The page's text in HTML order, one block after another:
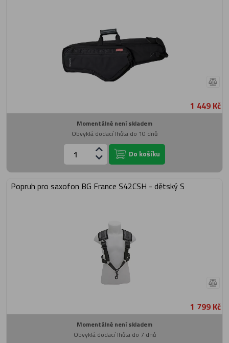
1 449 Kč
Momentálně není skladem
Obvyklá dodací lhůta do 10 dnů
Do košíku
Popruh pro saxofon BG France S42CSH - dětský S
1 799 Kč
Momentálně není skladem
Obvyklá dodací lhůta do 7 dnů